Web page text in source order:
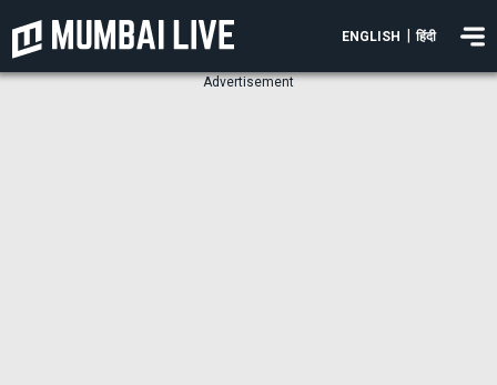
ENGLISH हिंदी
Advertisement